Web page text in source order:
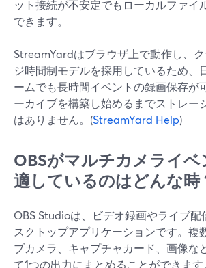
ット接続が不安定でもローカルファイ
できます。
StreamYardはブラウザ上で動作し、
ジ時間制モデルを採用しているため、
ームでも長時間イベントの録画保存が
ーカイブを構築し始めるまでストレー
はありません。(StreamYard Help)
OBSがマルチカメライベ
適しているのはどんな時
OBS Studioは、ビデオ録画やライブ配
スクトップアプリケーションです。複
ブカメラ、キャプチャカード、画像な
て1つの出力にまとめることができます